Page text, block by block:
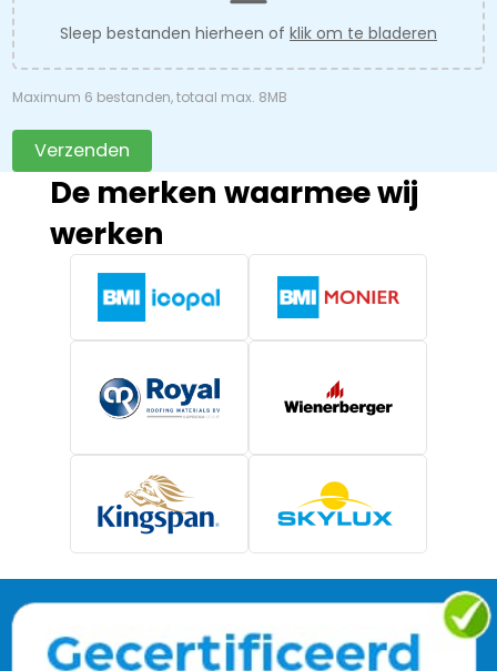
Sleep bestanden hierheen of klik om te bladeren
Maximum 6 bestanden, totaal max. 8MB
Verzenden
De merken waarmee wij
werken